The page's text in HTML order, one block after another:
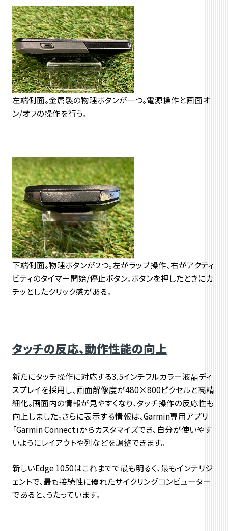
左端側面。金属製の物理ボタンが一つ。電源操作と画面オ
ン/オフの操作を行う。
下端側面。物理ボタンが２つ。左がラップ操作、右がアクティ
ビティのタイマー開始/停止ボタン。ボタンを押したときにカ
チッとしたクリック感がある。
タッチの反応、動作性能の向上
新たにタッチ操作に対応する3.5インチフルカラー液晶ディ
スプレイを採用し、画面解像度が480×800ピクセルと高精
細化。画面内の情報が見やすくなり、タッチ操作の反応性も
向上しました。さらに表示する情報は、Garmin専用アプリ
「Garmin Connect」からカスタマイズでき、自分が使いやす
いようにレイアウトや列などを調整できます。
新しいEdge 1050はこれまでで最も明るく、最もインテリジ
ェントで、最も接続性に優れたサイクリングコンピューター
であると、うたっています。